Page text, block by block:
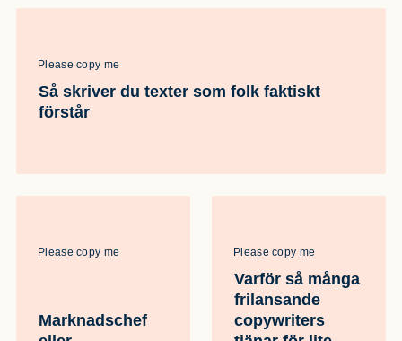
Please copy me
Så skriver du texter som folk faktiskt
förstår
Please copy me
Marknadschef
Please copy me
Varför så många
frilansande
copywriters